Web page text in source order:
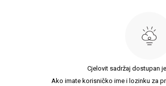
Cjelovit sadržaj dostupan
Ako imate korisničko ime i lozinku za